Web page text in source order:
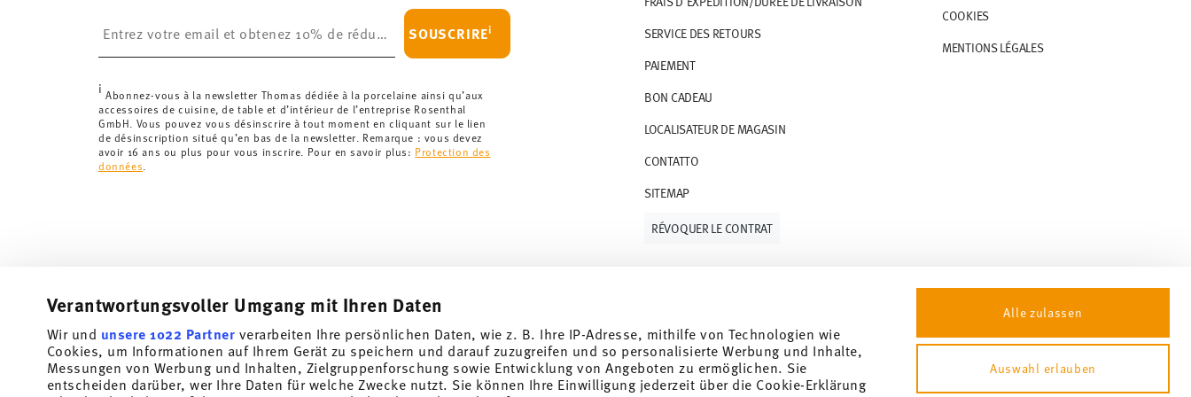
Verantwortungsvoller Umgang mit Ihren Daten
Wir und unsere 1022 Partner verarbeiten Ihre persönlichen Daten, wie z. B. Ihre IP-Adresse, mithilfe von Technologien wie
Cookies, um Informationen auf Ihrem Gerät zu speichern und darauf zuzugreifen und so personalisierte Werbung und Inhalte,
Messungen von Werbung und Inhalten, Zielgruppenforschung sowie Entwicklung von Angeboten zu ermöglichen. Sie
entscheiden darüber, wer Ihre Daten für welche Zwecke nutzt. Sie können Ihre Einwilligung jederzeit über die Cookie-Erklärung
Alle zulassen
Auswahl erlauben
Suisse :Les livraisons en Suisse sont gratuites à partir de 69,90 CHF. Pour toute commande
inférieure à 69,90 CHF, les frais de livraison s'élèvent à 36,90 CHF.
Délai de livraison en France :5-7 jours ouvrables pour les articles en stock. Vous pouvez consulter
les délais de livraison vers d'autres paysici .
Retours :Pour les retours, veuillez utiliser notreservice de retour.
SOUSCRIREi
i Abonnez-vous à la newsletter Thomas dédiée à la porcelaine ainsi qu’aux
accessoires de cuisine, de table et d’intérieur de l’entreprise Rosenthal
GmbH. Vous pouvez vous désinscrire à tout moment en cliquant sur le lien
de désinscription situé qu’en bas de la newsletter. Remarque : vous devez
avoir 16 ans ou plus pour vous inscrire. Pour en savoir plus: Protection des
données
SERVICE DES RETOURS
PAIEMENT
BON CADEAU
LOCALISATEUR DE MAGASIN
CONTATTO
SITEMAP
COOKIES
MENTIONS LÉGALES
RÉVOQUER LE CONTRAT